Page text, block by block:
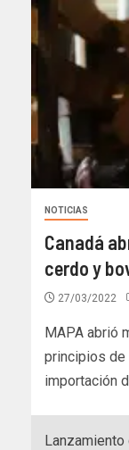
NOTICIAS
Canadá
cerdo y
27/03/2022
MAPA abrió
principios de
importación
Lanzamiento